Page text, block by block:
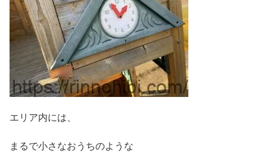
エリア内には、
まるで小さなおうちのような